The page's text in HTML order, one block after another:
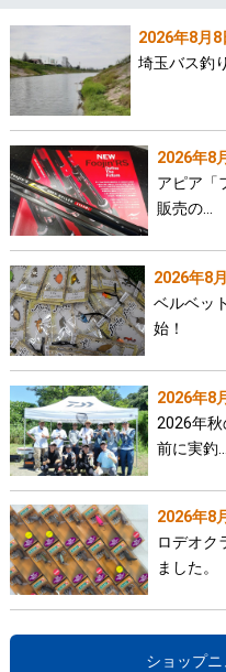
2026年8月8
埼玉バス釣
2026年8
アピア「
販売の…
2026年8
ベルベッ
始！
2026年8
2026年
前に実釣…
2026年8
ロデオ
ました。
ショップ